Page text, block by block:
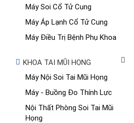
Máy Soi Cổ Tử Cung
Máy Áp Lạnh Cổ Tử Cung
Máy Điều Trị Bệnh Phụ Khoa
KHOA TAI MŨI HỌNG
Máy Nội Soi Tai Mũi Họng
Máy - Buồng Đo Thính Lực
Nội Thất Phòng Soi Tai Mũi
Họng